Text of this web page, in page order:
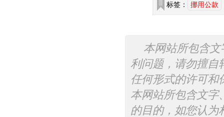
标签： 挪用公款
本网站所包含
利问题，请勿擅自
任何形式的许可和
本网站所包含文字
的目的，如您认为